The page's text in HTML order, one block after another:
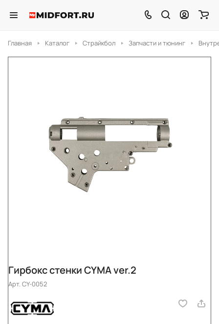
Главная Каталог Страйкбол Запчасти и тюнинг
Гирбокс стенки CYMA ver.2
Арт.CY-0052